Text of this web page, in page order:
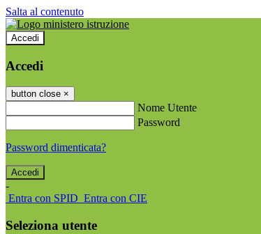
Salta al contenuto
Accedi
Accedi
button close ×
Nome Utente
Password
Password dimenticata?
-
Entra con SPID Entra con CIE
Seleziona utente